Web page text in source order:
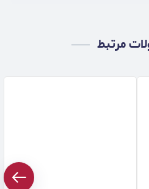
مرتبط